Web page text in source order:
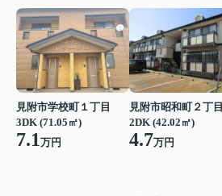
見附市学校町１丁目
3DK (71.05㎡)
7.1万円
見附市昭和町２丁目
2DK (42.02㎡)
4.7万円